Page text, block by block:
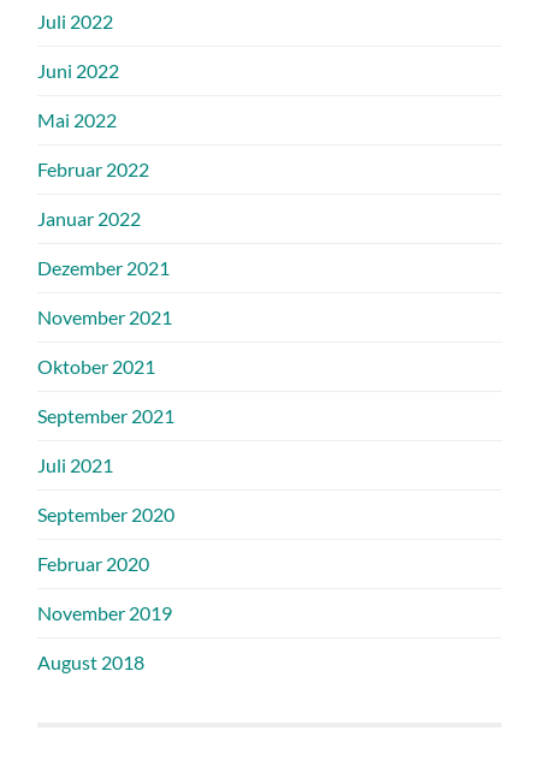
Juli 2022
Juni 2022
Mai 2022
Februar 2022
Januar 2022
Dezember 2021
November 2021
Oktober 2021
September 2021
Juli 2021
September 2020
Februar 2020
November 2019
August 2018